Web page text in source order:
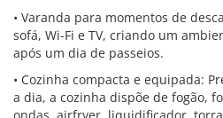
• Varanda para momentos de
sofá, Wi-Fi e TV, criando um
após um dia de passeios.
• Cozinha compacta e equipada:
a dia, a cozinha dispõe de fogão,